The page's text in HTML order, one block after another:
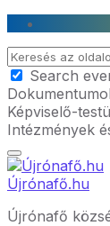
Skip
content
Skip
main
navigation
Skip
footer
Search
Search
Képviselő-
Intézmények
Újrónafő.hu
Újrónafő